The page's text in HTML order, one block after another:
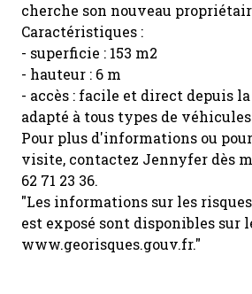
cherche son nouveau
Caractéristiques :
- superficie : 153 m2
- hauteur : 6 m
- accès : facile et direct depuis
adapté à tous types de véhicules
Pour plus d'informations ou
visite, contactez Jennyfer dès
62 71 23 36.
"Les informations sur les
est exposé sont disponibles sur
www.georisques.gouv.fr."